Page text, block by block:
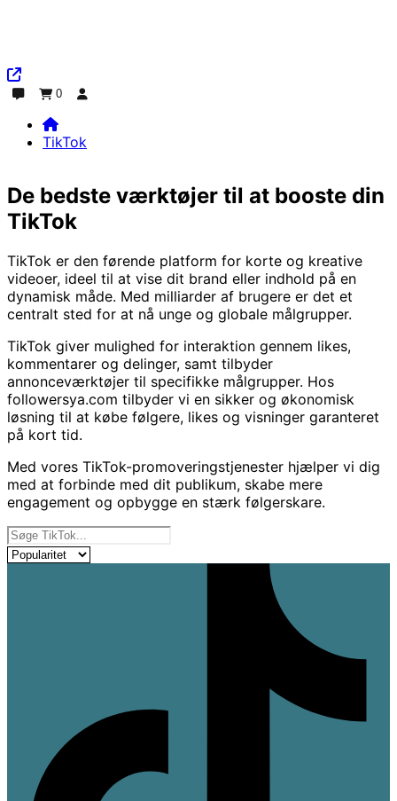
0
TikTok
TikTok
De bedste værktøjer til at booste din
TikTok
TikTok er den førende platform for korte og kreative
videoer, ideel til at vise dit brand eller indhold på en
dynamisk måde. Med milliarder af brugere er det et
centralt sted for at nå unge og globale målgrupper.
TikTok giver mulighed for interaktion gennem likes,
kommentarer og delinger, samt tilbyder
annonceværktøjer til specifikke målgrupper. Hos
followersya.com tilbyder vi en sikker og økonomisk
løsning til at købe følgere, likes og visninger garanteret
på kort tid.
Med vores TikTok-promoveringstjenester hjælper vi dig
med at forbinde med dit publikum, skabe mere
engagement og opbygge en stærk følgerskare.
Naše storitve
Sortér produkter